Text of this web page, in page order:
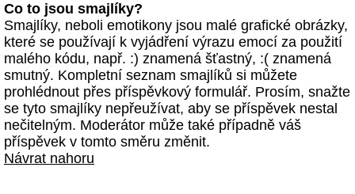
Co to jsou smajlíky?
Smajlíky, neboli emotikony jsou malé grafické obrázky,
které se používají k vyjádření výrazu emocí za použití
malého kódu, např. :) znamená šťastný, :( znamená
smutný. Kompletní seznam smajlíků si můžete
prohlédnout přes příspěvkový formulář. Prosím, snažte
se tyto smajlíky nepřeužívat, aby se příspěvek nestal
nečitelným. Moderátor může také případně váš
příspěvek v tomto směru změnit.
Návrat nahoru